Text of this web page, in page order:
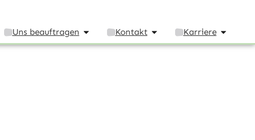
Uns beauftragen Kontakt Karriere